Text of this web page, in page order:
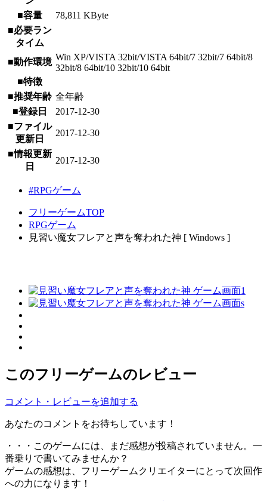
■容量
78,811 KByte
■必要ラン
タイム
■動作環境 Win XP/VISTA 32bit/VISTA 64bit/7 32bit/7 64bit/8
32bit/8 64bit/10 32bit/10 64bit
■特徴
■推奨年齢 全年齢
■登録日
2017-12-30
■ファイル
更新日
2017-12-30
■情報更新
日
2017-12-30
#RPGゲーム
フリーゲームTOP
RPGゲーム
見習い魔女フレアと声を奪われた神 [ Windows ]
このフリーゲームのレビュー
コメント・レビューを追加する
あなたのコメントをお待ちしています！
・・・このゲームには、まだ感想が投稿されていません。一
番乗りで書いてみませんか？
ゲームの感想は、フリーゲームクリエイターにとって次回作
への力になります！